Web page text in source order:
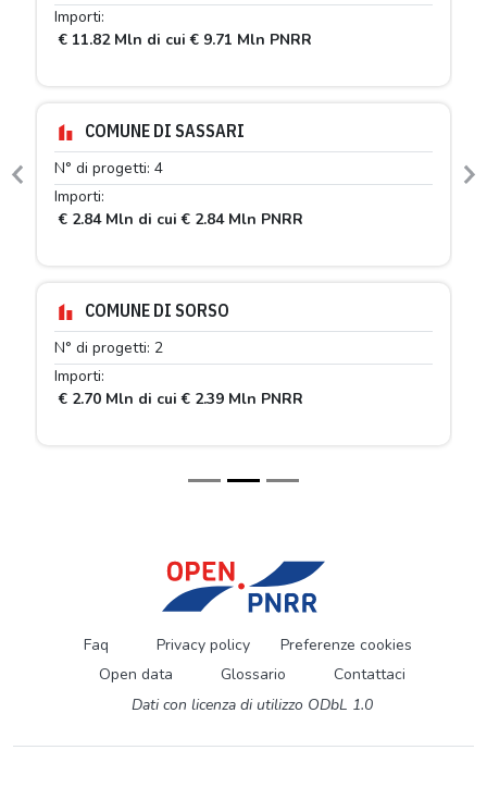
Importi:
€ 11.82 Mln di cui € 9.71 Mln PNRR
COMUNE DI SASSARI
N° di progetti: 4
Importi:
€ 2.84 Mln di cui € 2.84 Mln PNRR
COMUNE DI SORSO
N° di progetti: 2
Importi:
€ 2.70 Mln di cui € 2.39 Mln PNRR
Previous
Faq Privacy policy
Preferenze cookies
Open data
Glossario
Contattaci
Dati con licenza di utilizzo ODbL 1.0